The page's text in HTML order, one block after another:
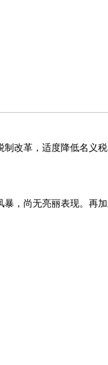
，适度降低名义税率
亮丽表现。再加上